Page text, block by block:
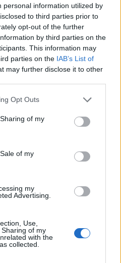
personal information utilized by
to third parties prior to
opt-out of the further
by third parties on the
This information may
parties on the IAB’s List of
may further disclose it to other
app uses one or more Google
behaviour. You may click to
and its third-party tags to
purposes in below Google
Opt Outs
of my
of my
my
Advertising.
Use,
of my
with the
collected.
της Ευρώπης